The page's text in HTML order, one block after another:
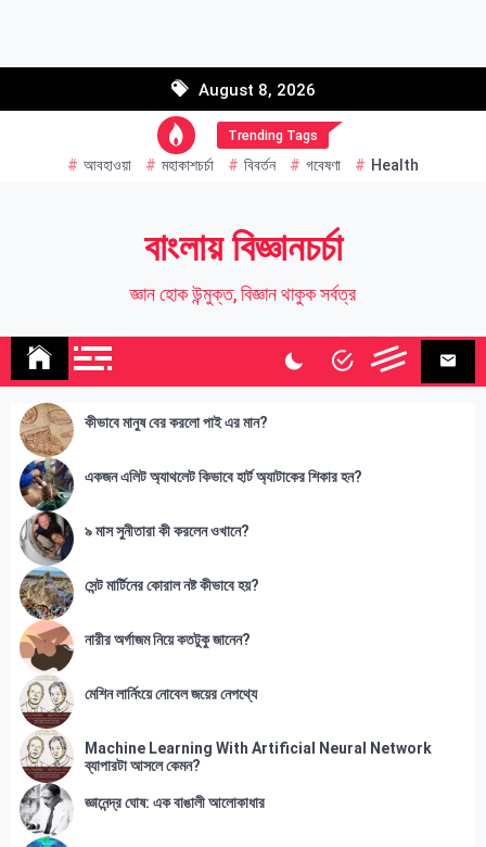
August 8, 2026
Trending Tags
আবহাওয়া মহাকাশচর্চা বিবর্তন গবেষণা Health
বাংলায় বিজ্ঞানচর্চা
জ্ঞান হোক উন্মুক্ত, বিজ্ঞান থাকুক সর্বত্র
কীভাবে মানুষ বের করলো পাই এর মান?
একজন এলিট অ্যাথলেট কিভাবে হার্ট অ্যাটাকের শিকার হন?
৯ মাস সুনীতারা কী করলেন ওখানে?
সেন্ট মার্টিনের কোরাল নষ্ট কীভাবে হয়?
নারীর অর্গাজম নিয়ে কতটুকু জানেন?
মেশিন লার্নিংয়ে নোবেল জয়ের নেপথ্যে
Machine Learning With Artificial Neural Network
ব্যাপারটা আসলে কেমন?
জ্ঞানেন্দ্র ঘোষ: এক বাঙালী আলোকাধার